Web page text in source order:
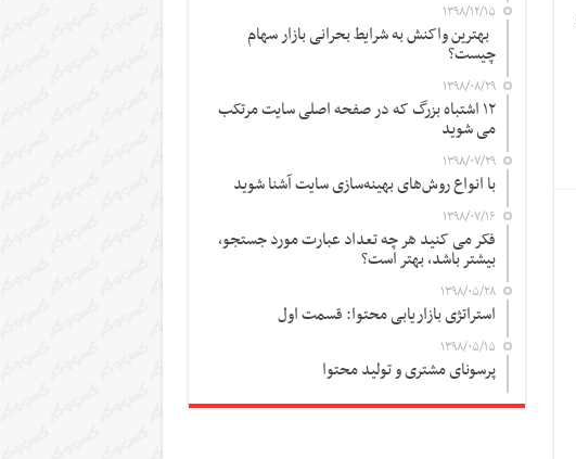
۱۳۹۸/۱۲/۱۵
بهترین واکنش به شرایط بحرانی بازار سهام
چیست؟
۱۳۹۸/۰۸/۲۹
۱۲ اشتباه بزرگ که در صفحه اصلی سایت مرتکب
می شوید
۱۳۹۸/۰۷/۲۹
با انواع روش‌های بهینه‌سازی سایت آشنا شوید
۱۳۹۸/۰۷/۱۶
فکر می کنید هر چه تعداد عبارت مورد جستجو،
بیشتر باشد، بهتر است؟
۱۳۹۸/۰۵/۲۸
استراتژی بازاریابی محتوا: قسمت اول
۱۳۹۸/۰۵/۱۵
پرسونای مشتری و تولید محتوا